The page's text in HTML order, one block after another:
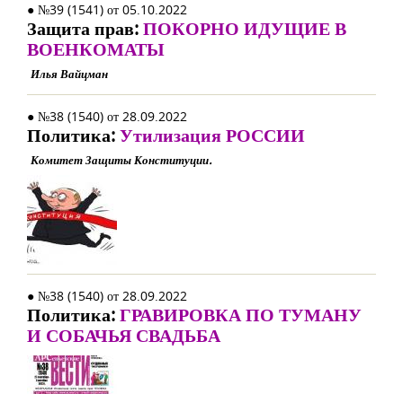
● №39 (1541) от 05.10.2022
Защита прав:ПОКОРНО ИДУЩИЕ В
ВОЕНКОМАТЫ
Илья Вайцман
● №38 (1540) от 28.09.2022
Политика:Утилизация РОССИИ
Комитет Защиты Конституции.
● №38 (1540) от 28.09.2022
Политика:ГРАВИРОВКА ПО ТУМАНУ
И СОБАЧЬЯ СВАДЬБА